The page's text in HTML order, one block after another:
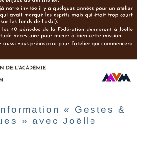
« Gestes &
» avec Joëlle